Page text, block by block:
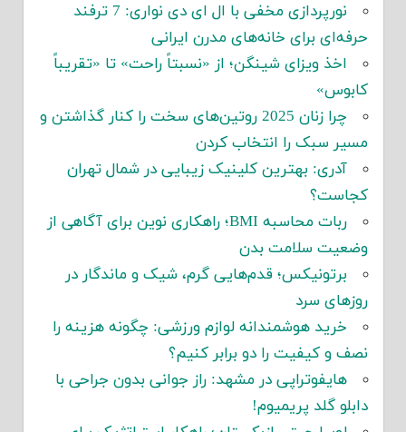
نورپردازی مخفی با ال ای دی نواری: 7 ترفند
حرفه‌ای برای خانه‌های مدرن ایرانی
اخذ ویزای شینگن؛ از «نسبتاً راحت» تا «تقریباً
کابوس»
چرا زنان 2025 روتین‌های سخت را کنار گذاشتن و
مسیر سبک را انتخاب کردن
آدری: بهترین کلینیک زیبایی در شمال تهران
کجاست؟
ربات محاسبه BMI؛ راهکاری نوین برای آگاهی از
وضعیت سلامت بدن
برتونیکس؛ قدم‌هایی گرم، شیک و ماندگار در
روزهای سرد
خرید هوشمندانه لوازم ورزشی: چگونه هزینه را
نصف و کیفیت را دو برابر کنیم؟
هایفوتراپی در مشهد: راز جوانی بدون جراحی با
دابلو گلد پریمیوم!